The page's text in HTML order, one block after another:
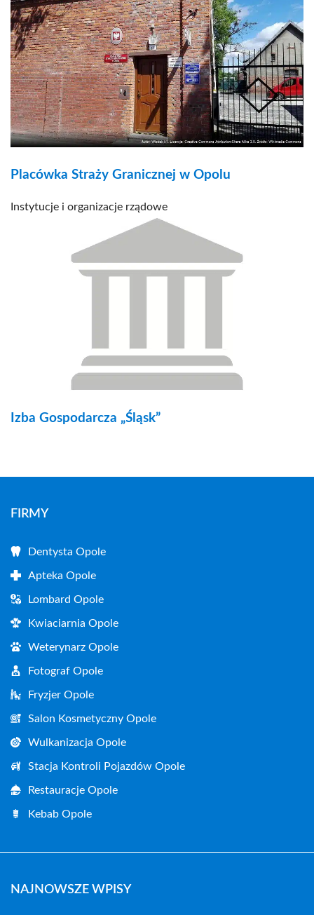
Placówka Straży Granicznej w Opolu
Instytucje i organizacje rządowe
Izba Gospodarcza „Śląsk”
FIRMY
Dentysta Opole
Apteka Opole
Lombard Opole
Kwiaciarnia Opole
Weterynarz Opole
Fotograf Opole
Fryzjer Opole
Salon Kosmetyczny Opole
Wulkanizacja Opole
Stacja Kontroli Pojazdów Opole
Restauracje Opole
Kebab Opole
NAJNOWSZE WPISY